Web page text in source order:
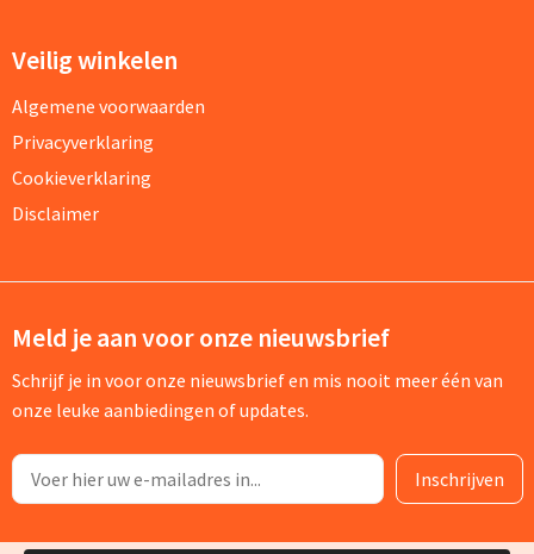
Veilig winkelen
Algemene voorwaarden
Privacyverklaring
Cookieverklaring
Disclaimer
Meld je aan voor onze nieuwsbrief
Schrijf je in voor onze nieuwsbrief en mis nooit meer één van
onze leuke aanbiedingen of updates.